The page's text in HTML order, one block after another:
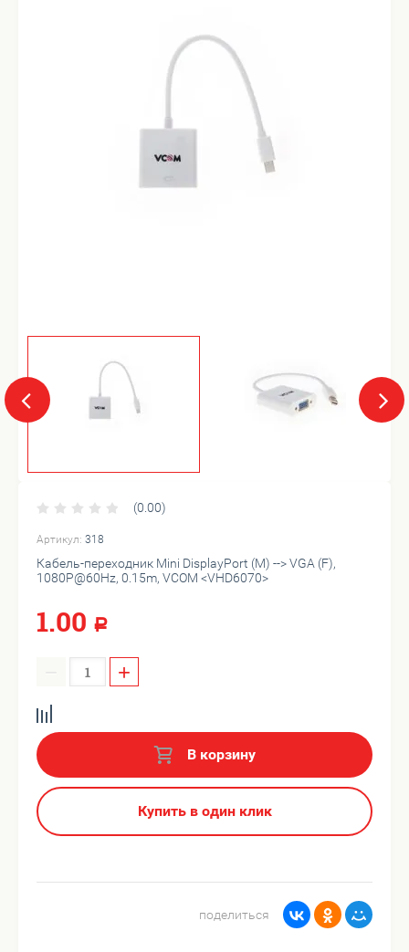
(0.00)
Артикул: 318
Кабель-переходник Mini DisplayPort (M) --> VGA (F),
1080P@60Hz, 0.15m, VCOM <VHD6070>
1.00 Р
− +
В корзину
Купить в один клик
поделиться